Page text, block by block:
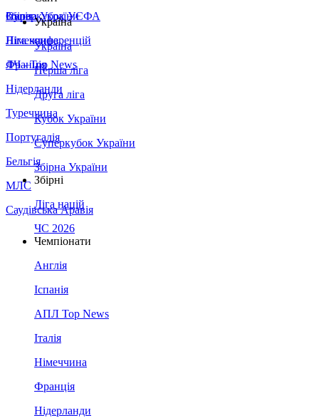
Збірна України
Італія
Німеччина
Франція
Нідерланди
Туреччина
Португалія
Бельгія
МЛС
Саудівська Аравія
Суперкубок УЄФА
Ліга конференцій
ЛЧ - Top News
Україна
Україна
Перша ліга
Друга ліга
Кубок України
Суперкубок України
Збірна України
Збірні
Ліга націй
ЧС 2026
Чемпіонати
Англія
Іспанія
АПЛ Top News
Італія
Німеччина
Франція
Нідерланди